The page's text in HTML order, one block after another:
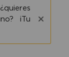
¡Tu